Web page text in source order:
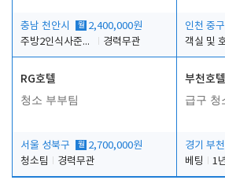
충남 천안시 월 2,400,000원
주방2인식사준비및청소린렌보조
경력무관
인천 중구
객실 및
RG호텔
청소 부부팀
서울 성북구 월 2,700,000원
청소팀
경력무관
부천호
급구 청
경기 부천
베팅
1